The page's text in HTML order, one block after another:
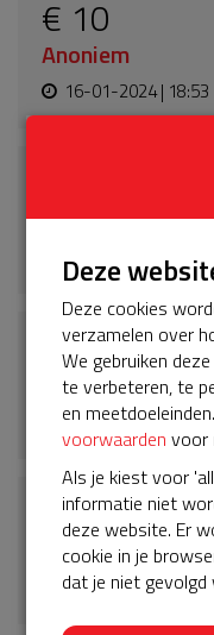
€ 10
Anoniem
16-01-2024 | 18:53
Anoniem
16-01-2024 | 18:53
€ 25
16-01-2024 | 18:49
€ 10
Anoniem
16-01-2024 | 18:48
Deze
Deze cookies
verzamelen over
We gebruiken
te verbeteren, te
en
voorwaarden voor
Als je kiest voor
informatie niet
deze website. Er
cookie in je
dat je niet